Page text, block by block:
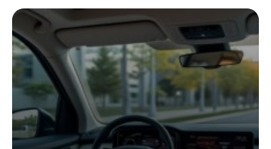
silvia s15 en 2026 qui font toute la
différence
29 mai 2026